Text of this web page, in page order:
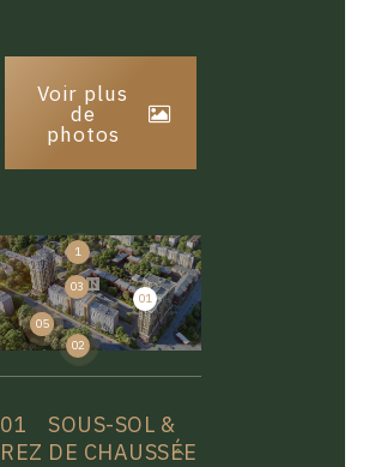
Voir plus
de
photos
01
1
02
03
04
05
01
SOUS-SOL &
REZ DE CHAUSSÉE